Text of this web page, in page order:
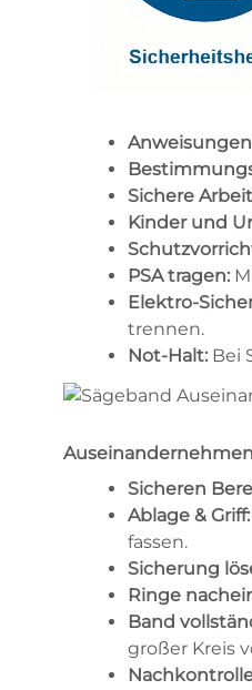
Sichere
Kinder und
PSA tragen:
Elektro-
trennen.
Not-Halt: Bei
Sicheren
Ablage & Griff:
fassen.
Sicherung
Ringe
Band
großer Kreis